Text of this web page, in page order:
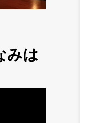
みは